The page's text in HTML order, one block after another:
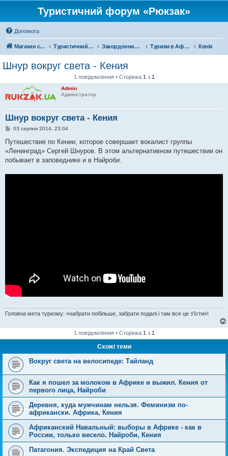
Туристичний форум «Рюкзак»
Допомога
Магазин спорядження Туристичний форум «Рюкзак» Закордонний туризм Туризм в Африці Кенія
Шнур вокруг света - Кения
1 повідомлення • Сторінка 1 з 1
Admin
Адміністратор
Шнур вокруг света - Кения
П
в
і
д
о
03 серпня 2014, 23:04
Путешествие по Кении, которое совершает вокалист группы
«Ленинград» Сергей Шнуров. В этом альтернативном путешествии он
побывает в заповеднике и в Найроби.
Головна мета туризму: «набрати побільше, забрати подалі і там все це з'їсти»!
1 повідомлення • Сторінка 1 з 1
Схожі теми
Вокруг света на велосипеде: Тайланд
Как я пошел за молоком в Африке и выжил. Кения от
первого лица, Найроби
Деревня, куда мужчинам нельзя. Феминизм по-
африкански. Африка, Кения
Африканский Навальный: выборы в Африке - как в
России, только весело. Найроби, Кения
Патагония. Экспедиция на Край Света